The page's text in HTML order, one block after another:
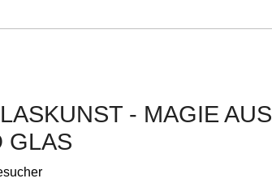
- MAGIE AUS
GLAS